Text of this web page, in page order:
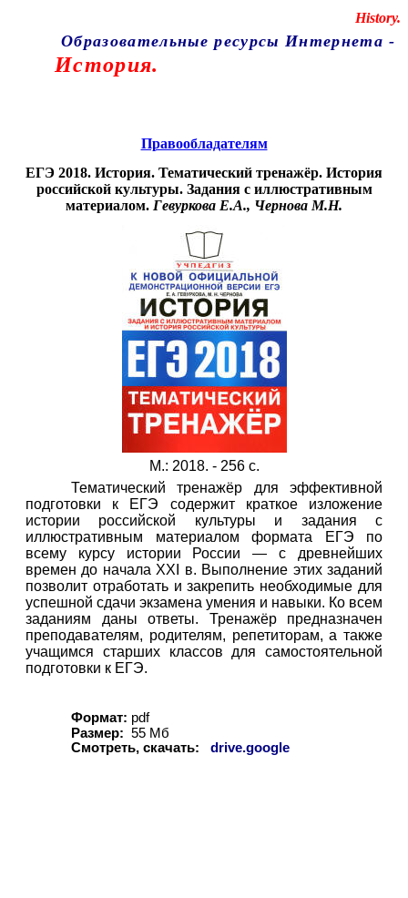
History.
Образовательные ресурсы Интернета -
История.
Правообладателям
ЕГЭ 2018. История. Тематический тренажёр. История
российской культуры. Задания с иллюстративным
материалом. Гевуркова Е.А., Чернова М.Н.
М.: 2018. - 256 с.
Тематический тренажёр для эффективной
подготовки к ЕГЭ содержит краткое изложение
истории российской культуры и задания с
иллюстративным материалом формата ЕГЭ по
всему курсу истории России — с древнейших
времен до начала XXI в. Выполнение этих заданий
позволит отработать и закрепить необходимые для
успешной сдачи экзамена умения и навыки. Ко всем
заданиям даны ответы. Тренажёр предназначен
преподавателям, родителям, репетиторам, а также
учащимся старших классов для самостоятельной
подготовки к ЕГЭ.
Формат: pdf
Размер: 55 Мб
Смотреть, скачать:
drive.google